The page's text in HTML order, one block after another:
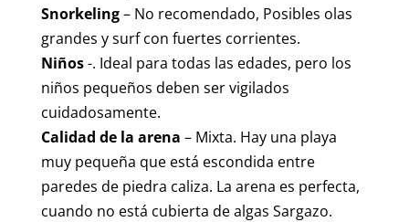
Snorkeling– No recomendado, Posibles olas
grandes y surf con fuertes corrientes.
Niños-. Ideal para todas las edades, pero los
niños pequeños deben ser vigilados
cuidadosamente.
Calidad de la arena – Mixta. Hay una playa
muy pequeña que está escondida entre
paredes de piedra caliza. La arena es perfecta,
cuando no está cubierta de algas Sargazo.